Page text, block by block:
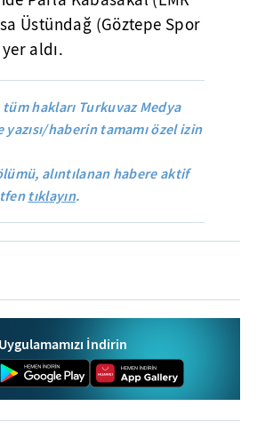
Üstündağ (Göztepe Spor
aldı.
hakları Turkuvaz Medya
haberin tamamı özel izin
alıntılanan habere aktif
tıklayın.
İndirin